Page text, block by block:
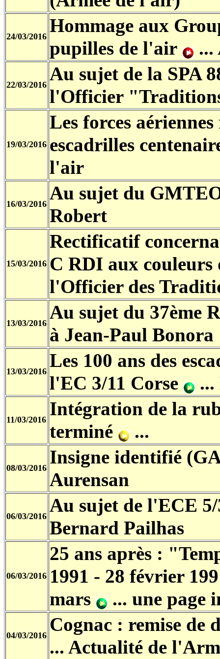
24/03/2016 Hommage aux
pupilles de l'air
...
22/03/2016 Au sujet de la SPA
l'Officier
19/03/2016
Les forces
escadrilles
l'air
16/03/2016 Au sujet du
Robert
15/03/2016
Rectificatif
C RDI aux
l'Officier des
13/03/2016 Au sujet du 37ème
à Jean-Paul Bonora
13/03/2016 Les 100 ans des
l'EC 3/11 Corse
11/03/2016 Intégration de la
terminé
...
08/03/2016 Insigne identifié
Aurensan
06/03/2016 Au sujet de l'ECE
Bernard Pailhas
06/03/2016
25 ans après :
1991 - 28 février
mars
... une page
04/03/2016 Cognac : remise de
... Actualité de